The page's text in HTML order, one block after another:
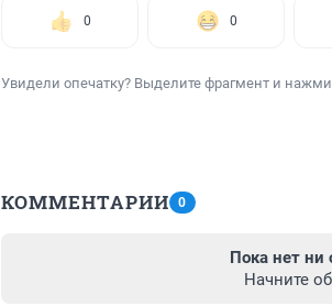
0 0
Увидели опечатку? Выделите фрагмент и
КОММЕНТАРИИ 0
Пока нет ни
Начните